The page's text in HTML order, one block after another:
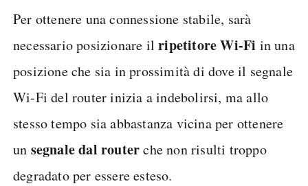
Per ottenere una connessione stabile, sarà
necessario posizionare ilripetitore Wi-Fi in una
posizione che sia in prossimità di dove il segnale
Wi-Fi del router inizia a indebolirsi, ma allo
stesso tempo sia abbastanza vicina per ottenere
un segnale dal routerche non risulti troppo
degradato per essere esteso.